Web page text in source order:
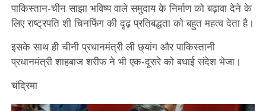
पाकिस्तान-चीन साझा भविष्य वाले समुदाय के निर्माण को बढ़ावा देने के
लिए राष्ट्रपति शी चिनफिंग की दृढ़ प्रतिबद्धता को बहुत महत्व देता है।
इसके साथ ही चीनी प्रधानमंत्री ली छ्यांग और पाकिस्तानी
प्रधानमंत्री शाहबाज शरीफ ने भी एक-दूसरे को बधाई संदेश भेजा।
चंद्रिमा